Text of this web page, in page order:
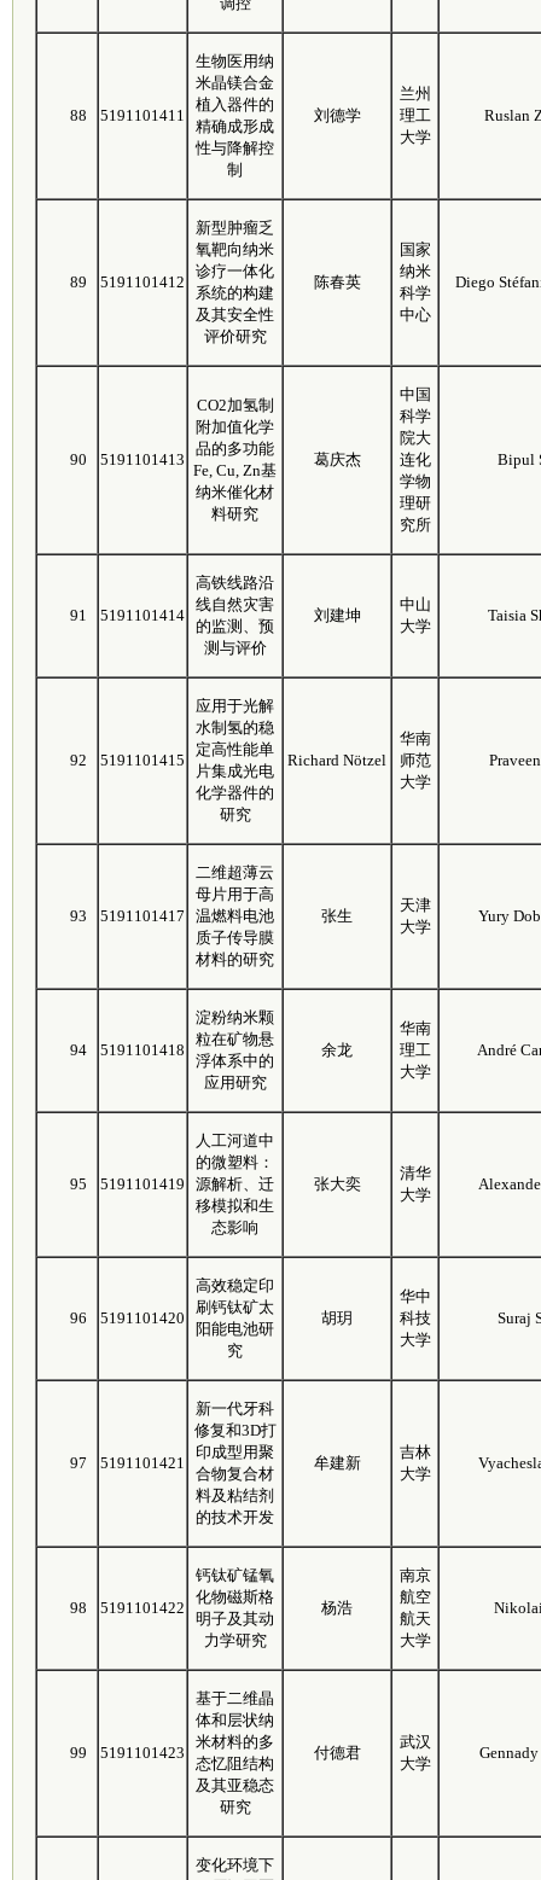
88 5191101411
生物医用纳
米晶镁合金
植入器件的
精确成形成
性与降解控
制
刘德学
兰州
理工
大学
Ruslan
89 5191101412
新型肿瘤乏
氧靶向纳米
诊疗一体化
系统的构建
及其安全性
评价研究
陈春英
国家
纳米
科学
中心
Diego
90 5191101413
CO2加氢制
附加值化学
品的多功能
Fe, Cu, Zn基
纳米催化材
料研究
葛庆杰
中国
科学
院大
连化
学物
理研
究所
Bipul
91 5191101414
高铁线路沿
线自然灾害
的监测、预
测与评价
刘建坤
中山
大学
Taisia
92 5191101415
应用于光解
水制氢的稳
定高性能单
片集成光电
化学器件的
研究
Richard Nötzel
华南
师范
大学
93 5191101417
二维超薄云
母片用于高
温燃料电池
质子传导膜
材料的研究
张生
天津
大学
Yury
94 5191101418
淀粉纳米颗
粒在矿物悬
浮体系中的
应用研究
余龙
华南
理工
大学
André
95 5191101419
人工河道中
的微塑料：
源解析、迁
移模拟和生
态影响
张大奕
清华
大学
96 5191101420
高效稳定印
刷钙钛矿太
阳能电池研
究
胡玥
华中
科技
大学
Suraj
97 5191101421
新一代牙科
修复和3D打
印成型用聚
合物复合材
料及粘结剂
的技术开发
牟建新
吉林
大学
98 5191101422
钙钛矿锰氧
化物磁斯格
明子及其动
力学研究
杨浩
南京
航空
航天
大学
99 5191101423
基于二维晶
体和层状纳
米材料的多
态忆阻结构
及其亚稳态
研究
付德君
武汉
大学
变化环境下